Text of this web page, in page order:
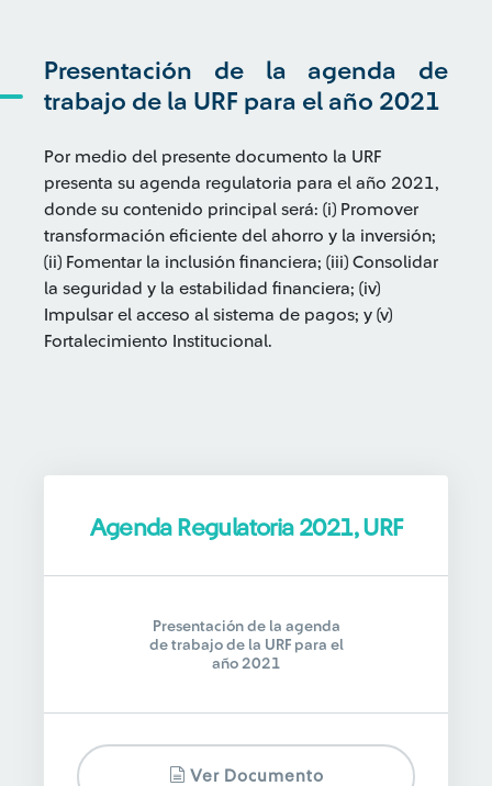
Presentación de la agenda de
trabajo de la URF para el año 2021
Por medio del presente documento la URF
presenta su agenda regulatoria para el año 2021,
donde su contenido principal será: (i) Promover
transformación eficiente del ahorro y la inversión;
(ii) Fomentar la inclusión financiera; (iii) Consolidar
la seguridad y la estabilidad financiera; (iv)
Impulsar el acceso al sistema de pagos; y (v)
Fortalecimiento Institucional.
Agenda Regulatoria 2021, URF
Presentación de la agenda
de trabajo de la URF para el
año 2021
Ver Documento